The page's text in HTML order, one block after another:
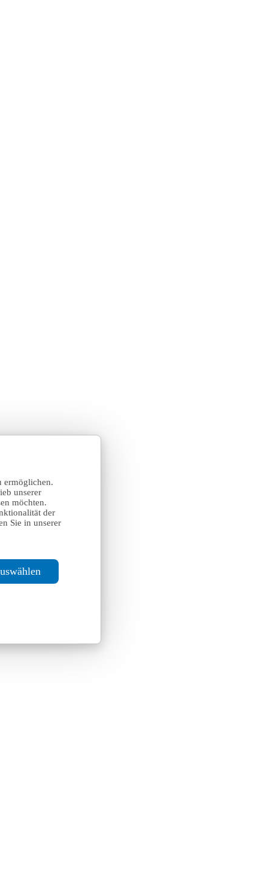
ermöglichen.
unserer
möchten.
der
Sie in unserer